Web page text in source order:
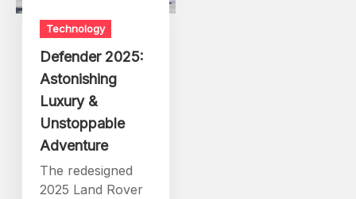
Technology
Defender 2025:
Astonishing
Luxury &
Unstoppable
Adventure
The redesigned
2025 Land Rover